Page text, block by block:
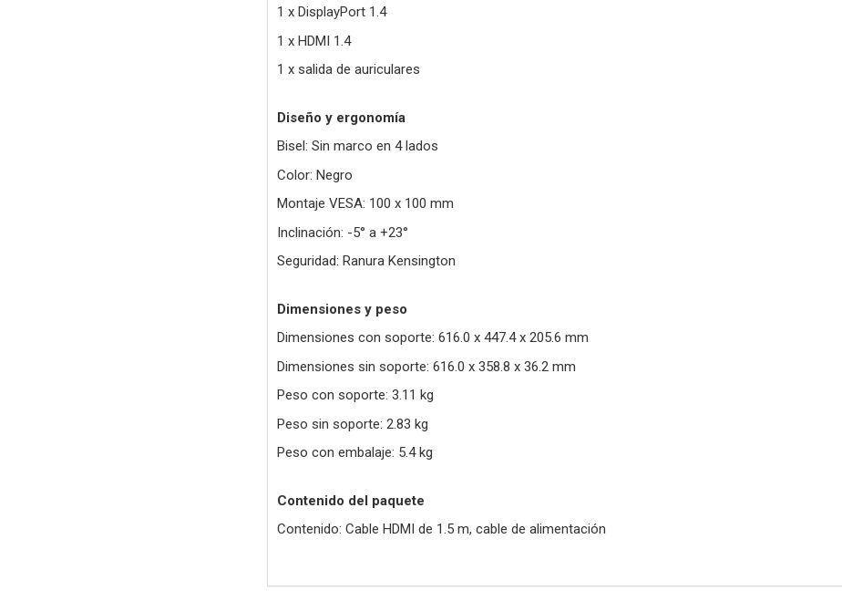
1 x DisplayPort 1.4
1 x HDMI 1.4
1 x salida de auriculares
Diseño y ergonomía
Bisel: Sin marco en 4 lados
Color: Negro
Montaje VESA: 100 x 100 mm
Inclinación: -5° a +23°
Seguridad: Ranura Kensington
Dimensiones y peso
Dimensiones con soporte: 616.0 x 447.4 x 205.6 mm
Dimensiones sin soporte: 616.0 x 358.8 x 36.2 mm
Peso con soporte: 3.11 kg
Peso sin soporte: 2.83 kg
Peso con embalaje: 5.4 kg
Contenido del paquete
Contenido: Cable HDMI de 1.5 m, cable de alimentación